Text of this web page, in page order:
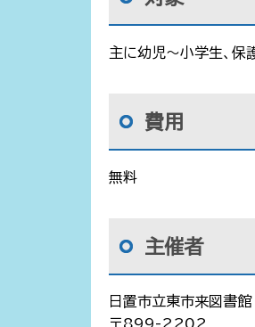
主に幼児～小学生、保
費用
無料
主催者
日置市立東市来図書館
〒899-2202